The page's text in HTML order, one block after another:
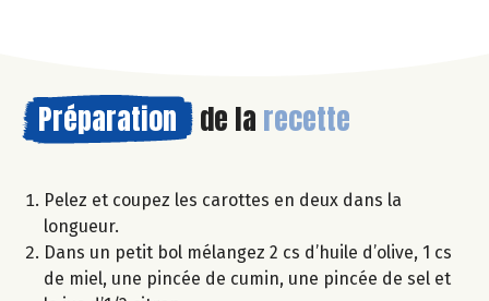
Préparation de la recette
Pelez et coupez les carottes en deux dans la
longueur.
Dans un petit bol mélangez 2 cs d’huile d’olive, 1 cs
de miel, une pincée de cumin, une pincée de sel et